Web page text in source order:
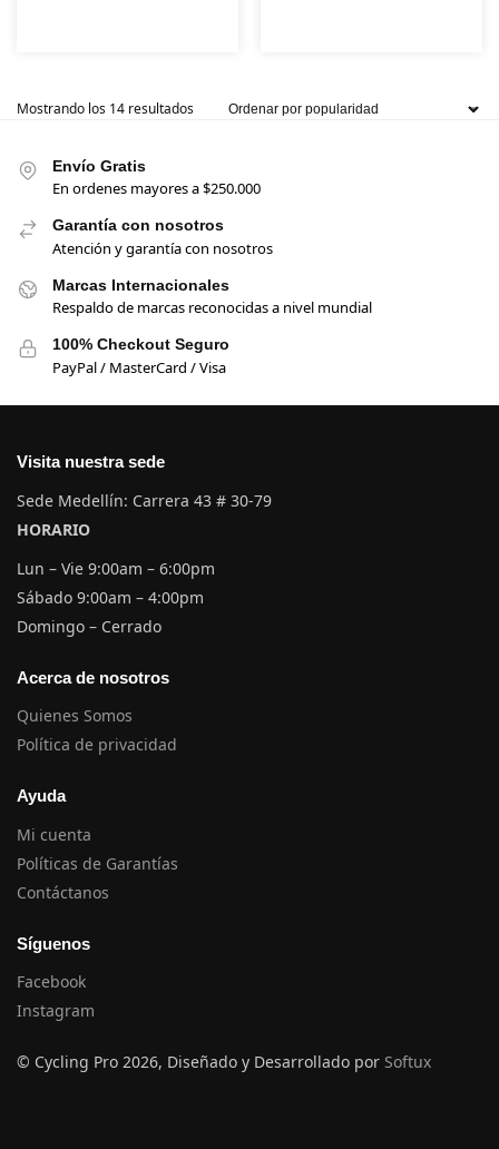
Mostrando los 14 resultados
Envío Gratis
En ordenes mayores a $250.000
Garantía con nosotros
Atención y garantía con nosotros
Marcas Internacionales
Respaldo de marcas reconocidas a nivel mundial
100% Checkout Seguro
PayPal / MasterCard / Visa
Visita nuestra sede
Sede Medellín: Carrera 43 # 30-79
HORARIO
Lun – Vie 9:00am – 6:00pm
Sábado 9:00am – 4:00pm
Domingo – Cerrado
Acerca de nosotros
Quienes Somos
Política de privacidad
Ayuda
Mi cuenta
Políticas de Garantías
Contáctanos
Síguenos
Facebook
Instagram
© Cycling Pro 2026, Diseñado y Desarrollado por Softux